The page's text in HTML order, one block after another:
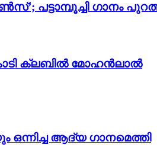
ഗാനം
ക്ലബിൽ മോഹൻലാൽ
ഒന്നിച്ച ആദ്യ ഗാനമെത്തി